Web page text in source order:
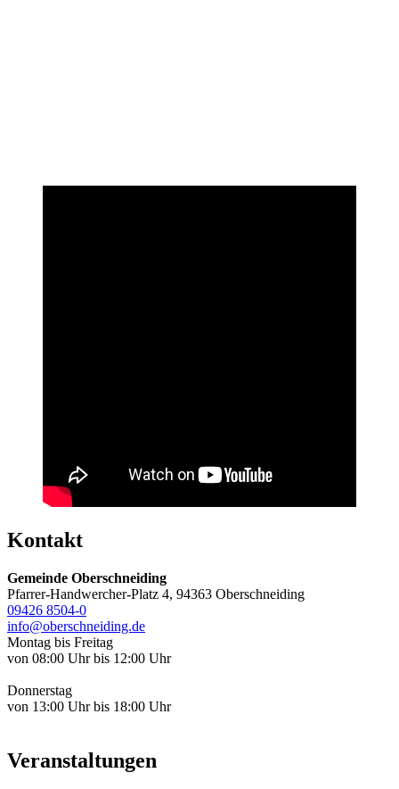
Kontakt
Gemeinde Oberschneiding
Pfarrer-Handwercher-Platz 4, 94363 Oberschneiding
09426 8504-0
info@oberschneiding.de
Montag bis Freitag
von 08:00 Uhr bis 12:00 Uhr
Donnerstag
von 13:00 Uhr bis 18:00 Uhr
Veranstaltungen